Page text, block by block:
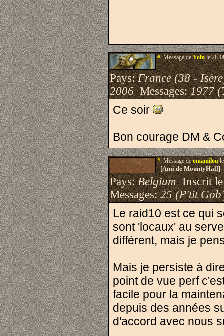
#.Message deYofale 28-
Pays:France (38 -
2006Messages:1977
Ce soir
Bon courage DM &
#.Message deomamiloule
[Ami de MountyHall]
Pays:BelgiumInscrit
Messages:25 (P'tit
Le raid10 est ce qui
sont 'locaux' au
différent, mais je
Mais je persiste à
point de vue perf
facile pour la
depuis des années
d'accord avec nous